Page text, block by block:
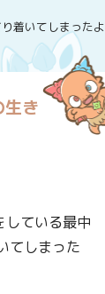
着いてしまったよ
き
している最中
てしまった